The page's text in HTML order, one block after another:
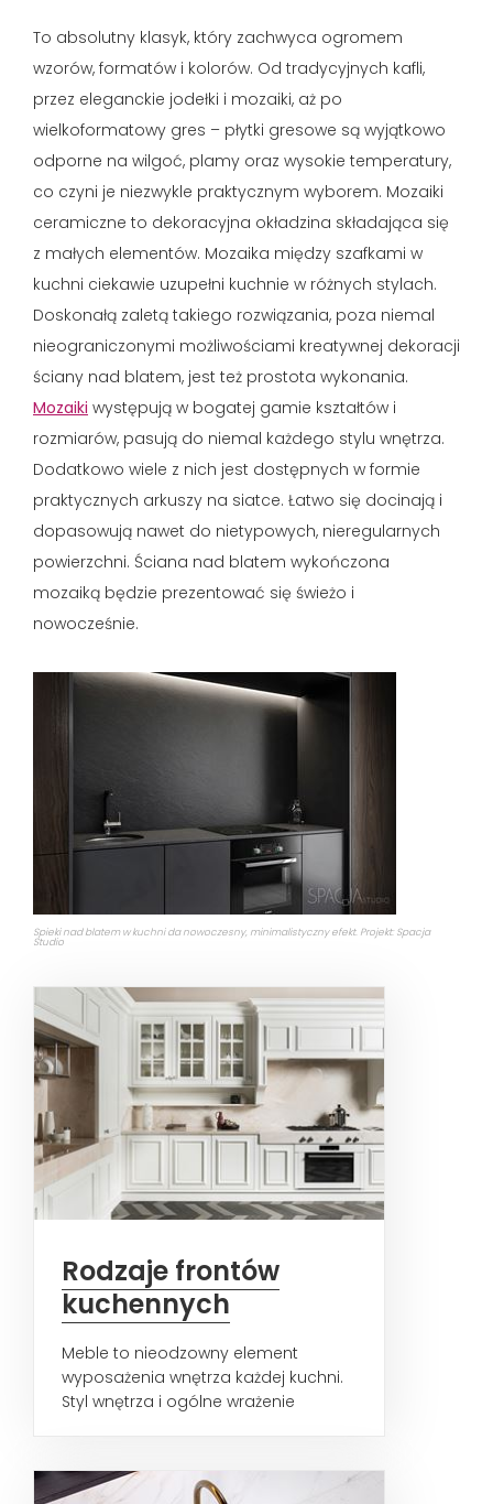
To absolutny klasyk, który zachwyca ogromem
wzorów, formatów i kolorów. Od tradycyjnych kafli,
przez eleganckie jodełki i mozaiki, aż po
wielkoformatowy gres – płytki gresowe są wyjątkowo
odporne na wilgoć, plamy oraz wysokie temperatury,
co czyni je niezwykle praktycznym wyborem. Mozaiki
ceramiczne to dekoracyjna okładzina składająca się
z małych elementów. Mozaika między szafkami w
kuchni ciekawie uzupełni kuchnie w różnych stylach.
Doskonałą zaletą takiego rozwiązania, poza niemal
nieograniczonymi możliwościami kreatywnej dekoracji
ściany nad blatem, jest też prostota wykonania.
Mozaiki występują w bogatej gamie kształtów i
rozmiarów, pasują do niemal każdego stylu wnętrza.
Dodatkowo wiele z nich jest dostępnych w formie
praktycznych arkuszy na siatce. Łatwo się docinają i
dopasowują nawet do nietypowych, nieregularnych
powierzchni. Ściana nad blatem wykończona
mozaiką będzie prezentować się świeżo i
nowocześnie.
Spieki nad blatem w kuchni da nowoczesny, minimalistyczny efekt. Projekt: Spacja
Studio
Rodzaje frontów
kuchennych
Meble to nieodzowny element
wyposażenia wnętrza każdej kuchni.
Styl wnętrza i ogólne wrażenie